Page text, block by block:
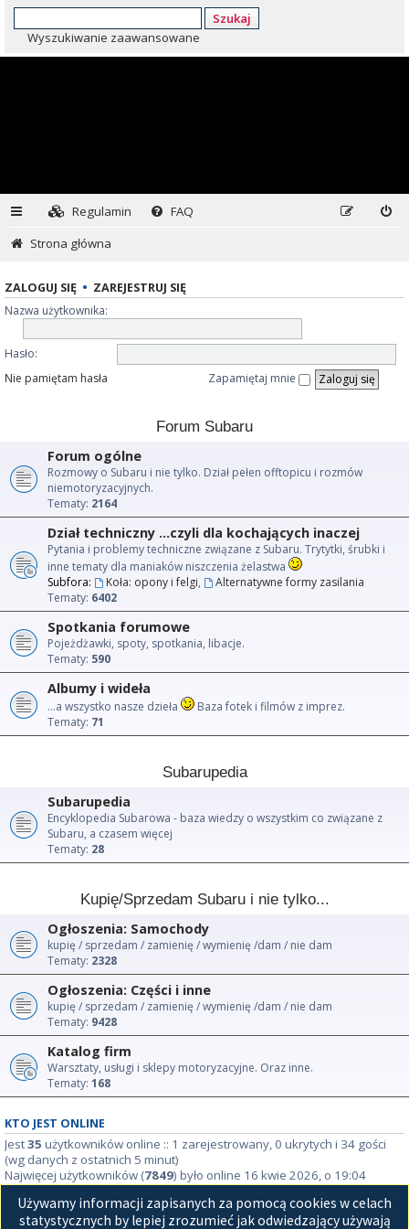
Szukaj
Wyszukiwanie zaawansowane
Regulamin
FAQ
Strona główna
ZALOGUJ SIĘ • ZAREJESTRUJ SIĘ
Nazwa użytkownika:
Hasło:
Nie pamiętam hasła
Zapamiętaj mnie
Forum Subaru
Forum ogólne
Rozmowy o Subaru i nie tylko. Dział pełen offtopicu i rozmów
niemotoryzacyjnych.
Tematy: 2164
Dział techniczny ...czyli dla kochających inaczej
Pytania i problemy techniczne związane z Subaru. Trytytki, śrubki i
inne tematy dla maniaków niszczenia żelastwa
Subfora:
Koła: opony i felgi,
Alternatywne formy zasilania
Tematy: 6402
Spotkania forumowe
Pojeżdżawki, spoty, spotkania, libacje.
Tematy: 590
Albumy i wideła
...a wszystko nasze dzieła
Baza fotek i filmów z imprez.
Tematy: 71
Subarupedia
Subarupedia
Encyklopedia Subarowa - baza wiedzy o wszystkim co związane z
Subaru, a czasem więcej
Tematy: 28
Kupię/Sprzedam Subaru i nie tylko...
Ogłoszenia: Samochody
kupię / sprzedam / zamienię / wymienię /dam / nie dam
Tematy: 2328
Ogłoszenia: Części i inne
kupię / sprzedam / zamienię / wymienię /dam / nie dam
Tematy: 9428
Katalog firm
Warsztaty, usługi i sklepy motoryzacyjne. Oraz inne.
Tematy: 168
KTO JEST ONLINE
Jest35 użytkowników online :: 1 zarejestrowany, 0 ukrytych i 34 gości
(wg danych z ostatnich 5 minut)
Najwięcej użytkowników (7849) było online 16 kwie 2026, o 19:04
STATYSTYKI
Używamy informacji zapisanych za pomocą cookies w celach
statystycznych by lepiej zrozumieć jak odwiedzający używają